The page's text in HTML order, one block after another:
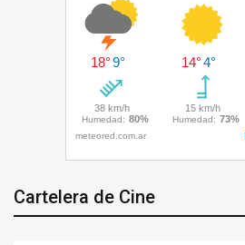
Cartelera de Cine